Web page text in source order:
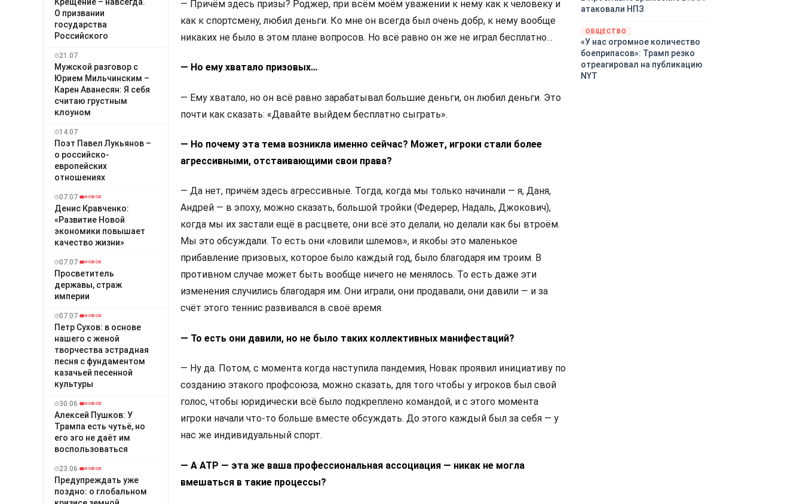
О призвании
государства
Российского
21.07
Мужской разговор с
Юрием Мильчинским –
Карен Аванесян: Я себя
считаю грустным
клоуном
14.07
Поэт Павел Лукьянов –
о российско-
европейских
отношениях
07.07 НОВОЕ
Денис Кравченко:
«Развитие Новой
экономики повышает
качество жизни»
07.07 НОВОЕ
Просветитель
державы, cтраж
империи
07.07 НОВОЕ
Петр Сухов: в основе
нашего с женой
творчества эстрадная
песня с фундаментом
казачьей песенной
культуры
30.06 НОВОЕ
Алексей Пушков: У
Трампа есть чутьё, но
его эго не даёт им
воспользоваться
23.06 НОВОЕ
Предупреждать уже
поздно: о глобальном
— Причём здесь призы? Роджер, при всём моём уважении к нему как к человеку и
как к спортсмену, любил деньги. Ко мне он всегда был очень добр, к нему вообще
никаких не было в этом плане вопросов. Но всё равно он же не играл бесплатно…
— Но ему хватало призовых…
— Ему хватало, но он всё равно зарабатывал большие деньги, он любил деньги. Это
почти как сказать: «Давайте выйдем бесплатно сыграть».
— Но почему эта тема возникла именно сейчас? Может, игроки стали более
агрессивными, отстаивающими свои права?
— Да нет, причём здесь агрессивные. Тогда, когда мы только начинали — я, Даня,
Андрей — в эпоху, можно сказать, большой тройки (Федерер, Надаль, Джокович),
когда мы их застали ещё в расцвете, они всё это делали, но делали как бы втроём.
Мы это обсуждали. То есть они «ловили шлемов», и якобы это маленькое
прибавление призовых, которое было каждый год, было благодаря им троим. В
противном случае может быть вообще ничего не менялось. То есть даже эти
изменения случились благодаря им. Они играли, они продавали, они давили — и за
счёт этого теннис развивался в своё время.
— То есть они давили, но не было таких коллективных манифестаций?
— Ну да. Потом, с момента когда наступила пандемия, Новак проявил инициативу по
созданию этакого профсоюза, можно сказать, для того чтобы у игроков был свой
голос, чтобы юридически всё было подкреплено командой, и с этого момента
игроки начали что-то больше вместе обсуждать. До этого каждый был за себя — у
нас же индивидуальный спорт.
— А ATP — эта же ваша профессиональная ассоциация — никак не могла
вмешаться в такие процессы?
атаковали НПЗ
ОБЩЕСТВО
«У нас огромное количество
боеприпасов»: Трамп резко
отреагировал на публикацию
NYT